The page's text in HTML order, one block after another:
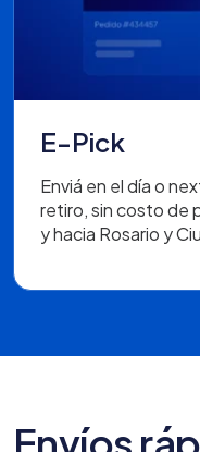
E-Pick
Enviá en el día o
retiro, sin costo de
y hacia Rosario y